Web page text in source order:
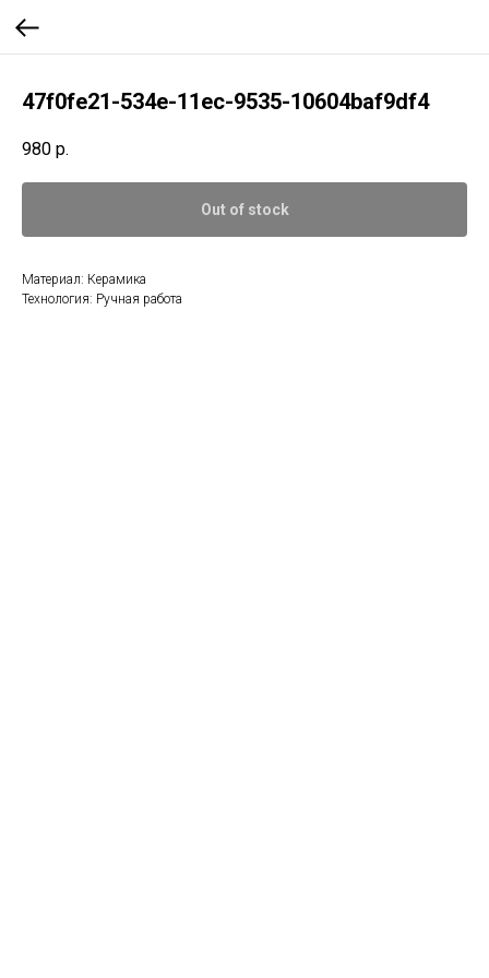
47f0fe21-534e-11ec-9535-10604baf9df4
980 р.
Out of stock
Материал: Керамика
Технология: Ручная работа